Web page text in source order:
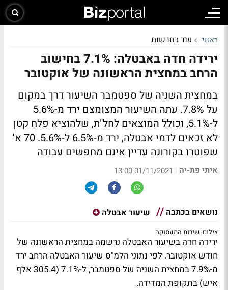
ראשי עוד בחדשות
ירידה חדה באבטלה: 7.1% בחישוב
הרחב במחצית הראשונה של אוקטובר
במחצית השניה של ספטמבר השיעור דרך במקום
על 7.8%. עתה השיעור המצומצם ירד מ-5.6%
ל-5.1%, וכולל המוצאים לחל"ת, שלהוציא פלח קטן
לא זכאים לדמי אבטלה, ירד מ-6.5% ל-5.6%. 70 א'
שפוטרו בקורונה עדיין אינם מחפשים עבודה
איתי פת-יה |
01/11/2021 13:00
נושאים בכתבה שיעור אבטלה
צילום: שירות התעסוקה
ירידה חדה בשיעור האבטלה נרשמה במחצית הראשונה של
חודש אוקטובר. לפי נתוני הלמ"ס שיעור האבטלה הרחב ירד
מ-7.9% במחצית השניה של ספטמבר, ל-7.1% (305.4 אלף
איש) בתקופת המדידה.